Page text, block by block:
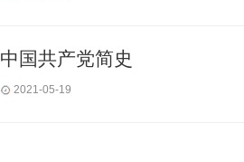
中国共产党简史
2021-05-19